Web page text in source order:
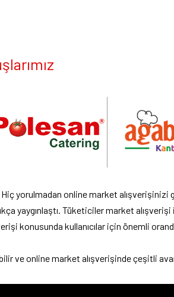
yorulmadan online market alışverişinizi
yaygınlaştı. Tüketiciler market
konusunda kullanıcılar için önemli
ve online market alışverişinde çeşitli